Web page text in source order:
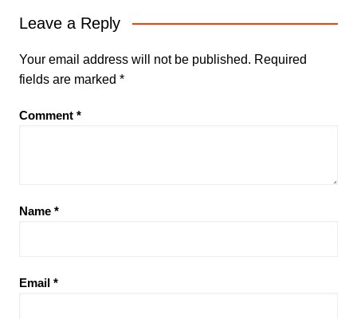
Leave a Reply
Your email address will not be published. Required
fields are marked *
Comment *
Name *
Email *